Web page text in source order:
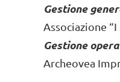
Gestione
Associazione
Gestione
Archeovea